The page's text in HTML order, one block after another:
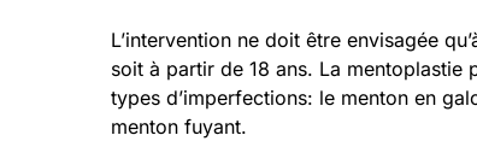
L’intervention ne doit être envisagée
soit à partir de 18 ans. La mentoplastie
types d’imperfections: le menton en
menton fuyant.